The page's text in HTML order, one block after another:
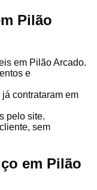
Pilão
em Pilão Arcado.
e
contrataram em
pelo site.
sem
em Pilão